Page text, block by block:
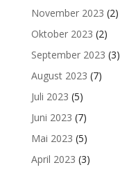
November 2023 (2)
Oktober 2023 (2)
September 2023 (3)
August 2023 (7)
Juli 2023 (5)
Juni 2023 (7)
Mai 2023 (5)
April 2023 (3)